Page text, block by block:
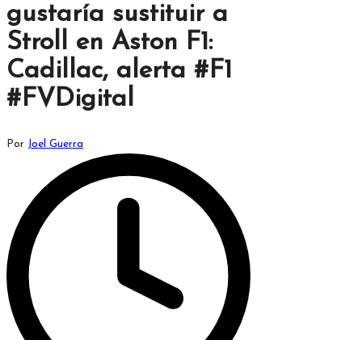
gustaría sustituir a
Stroll en Aston F1:
Cadillac, alerta #F1
#FVDigital
Publicado
Por Joel Guerra